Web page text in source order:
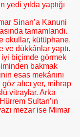
yedi yılda yaptığı
Sinan’a Kanuni
tamamlandı.
okullar, kütüphane,
ve dükkánlar yaptı.
iyi biçimde görmek
bakmak
esas mekánını
alıcı yer, mihrap
vitraylar. Arka
Sultan’ın
mezar ise Mimar